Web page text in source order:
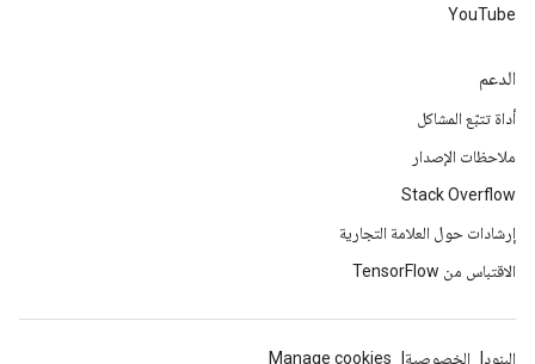
YouTube
الدعم
أداة تتبّع المشاكل
ملاحظات الإصدار
Stack Overflow
إرشادات حول العلامة التجارية
الاقتباس من TensorFlow
البنود الخصوصية Manage cookies